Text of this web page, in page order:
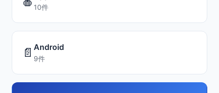
10件
📄 Android
9件